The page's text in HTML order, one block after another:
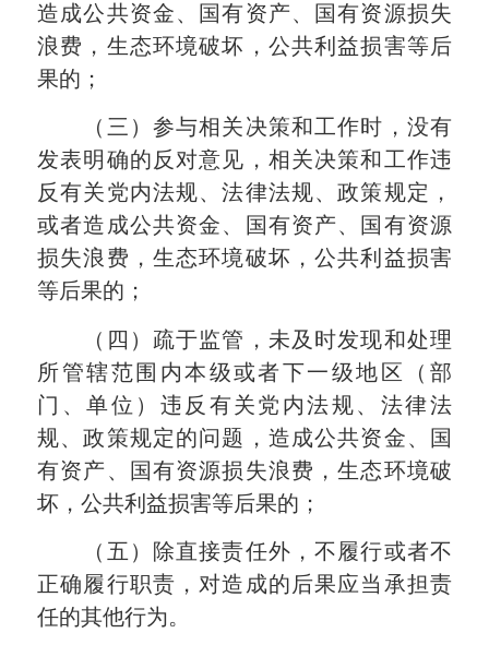
造成公共资金、国有资产、国有资源损失
浪费，生态环境破坏，公共利益损害等后
果的；
（三）参与相关决策和工作时，没有
发表明确的反对意见，相关决策和工作违
反有关党内法规、法律法规、政策规定，
或者造成公共资金、国有资产、国有资源
损失浪费，生态环境破坏，公共利益损害
等后果的；
（四）疏于监管，未及时发现和处理
所管辖范围内本级或者下一级地区（部
门、单位）违反有关党内法规、法律法
规、政策规定的问题，造成公共资金、国
有资产、国有资源损失浪费，生态环境破
坏，公共利益损害等后果的；
（五）除直接责任外，不履行或者不
正确履行职责，对造成的后果应当承担责
任的其他行为。